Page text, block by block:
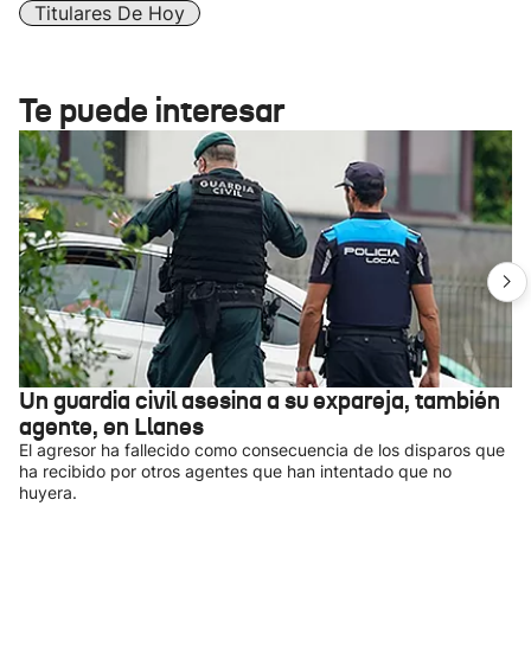
Titulares De Hoy
Te puede interesar
Un guardia civil asesina a su expareja, también
agente, en Llanes
El agresor ha fallecido como consecuencia de los disparos que
ha recibido por otros agentes que han intentado que no
huyera.